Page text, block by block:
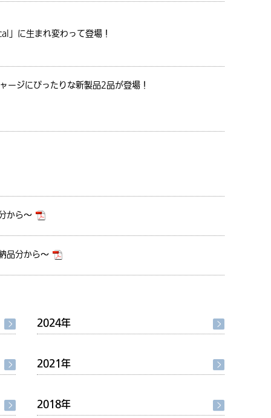
」に生まれ変わって登場！
ージにぴったりな新製品2品が登場！
から～
品分から～
2024年
2021年
2018年